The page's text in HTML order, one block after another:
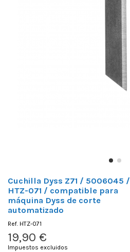
Cuchilla Dyss Z71 / 5006045 /
HTZ-071 / compatible para
máquina Dyss de corte
automatizado
Ref. HTZ-071
19,90 €
Impuestos excluidos